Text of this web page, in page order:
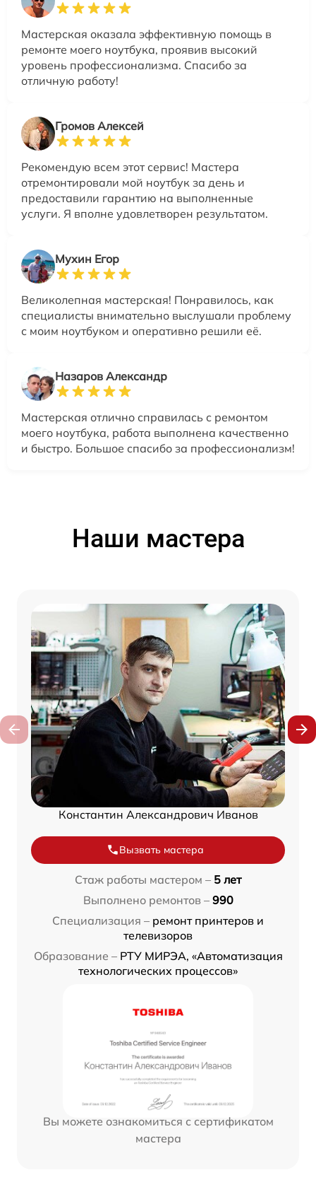
Мастерская оказала эффективную помощь в
ремонте моего ноутбука, проявив высокий
уровень профессионализма. Спасибо за
отличную работу!
Громов Алексей
Рекомендую всем этот сервис! Мастера
отремонтировали мой ноутбук за день и
предоставили гарантию на выполненные
услуги. Я вполне удовлетворен результатом.
Мухин Егор
Великолепная мастерская! Понравилось, как
специалисты внимательно выслушали проблему
с моим ноутбуком и оперативно решили её.
Назаров Александр
Мастерская отлично справилась с ремонтом
моего ноутбука, работа выполнена качественно
и быстро. Большое спасибо за профессионализм!
Наши мастера
Константин Александрович Иванов
Вызвать мастера
Стаж работы мастером – 5 лет
Выполнено ремонтов – 990
Специализация – ремонт принтеров и
телевизоров
Образование – РТУ МИРЭА, «Автоматизация
технологических процессов»
Вы можете ознакомиться с сертификатом
мастера